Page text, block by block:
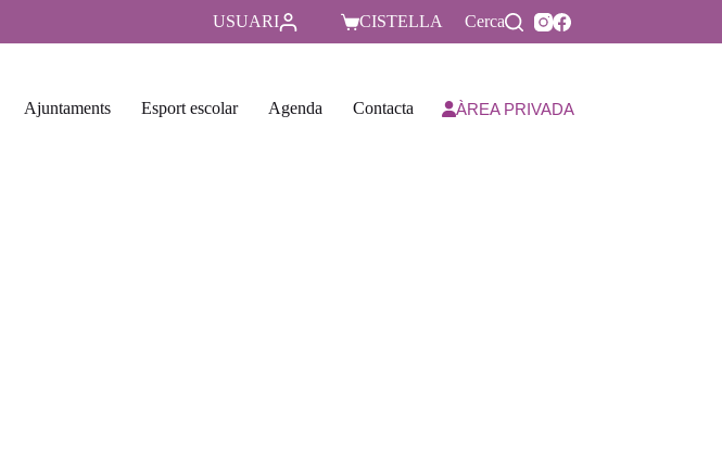
USUARI CISTELLA Cerca
Ajuntaments Esport escolar Agenda Contacta ÀREA PRIVADA